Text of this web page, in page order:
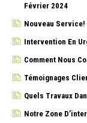
Février 2024
Nouveau Service!
Intervention En
Comment Nous
Témoignages
Quels Travaux
Notre Zone